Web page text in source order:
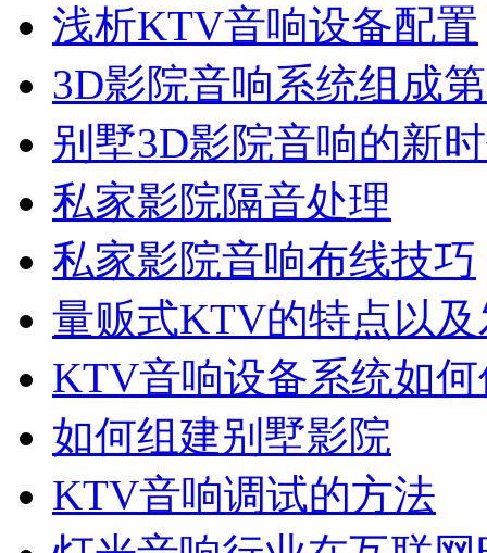
浅析KTV音响设备配置
3D影院音响系统组成
别墅3D影院音响的新
私家影院隔音处理
私家影院音响布线技巧
量贩式KTV的特点以
KTV音响设备系统如
如何组建别墅影院
KTV音响调试的方法